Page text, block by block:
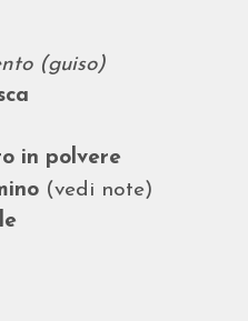
(guiso)
in polvere
(vedi note)